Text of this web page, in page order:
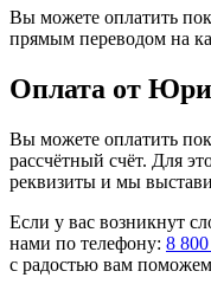
Вы можете оплатить
прямым переводом на
Оплата от
Вы можете оплатить
рассчётный счёт. Для
реквизиты и мы
Если у вас возникнут
нами по телефону: 8
с радостью вам